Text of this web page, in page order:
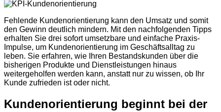
Fehlende Kundenorientierung kann den Umsatz und somit
den Gewinn deutlich mindern. Mit den nachfolgenden Tipps
erhalten Sie drei sofort umsetzbare und einfache Praxis-
Impulse, um Kundenorientierung im Geschäftsalltag zu
leben. Sie erfahren, wie Ihren Bestandskunden über die
bisherigen Produkte und Dienstleistungen hinaus
weitergeholfen werden kann, anstatt nur zu wissen, ob Ihr
Kunde zufrieden ist oder nicht.
Kundenorientierung beginnt bei der